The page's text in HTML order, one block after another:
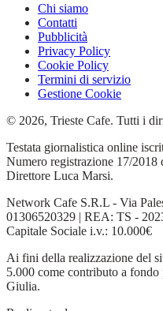
Chi siamo
Contatti
Pubblicità
Privacy Policy
Cookie Policy
Termini di servizio
Gestione Cookie
© 2026, Trieste Cafe. Tutti i
Testata giornalistica online
Numero registrazione 17/
Direttore Luca Marsi.
Network Cafe S.R.L - Via
01306520329 | REA: TS -
Capitale Sociale i.v.: 10.000€
Ai fini della realizzazione del
5.000 come contributo a
Giulia.